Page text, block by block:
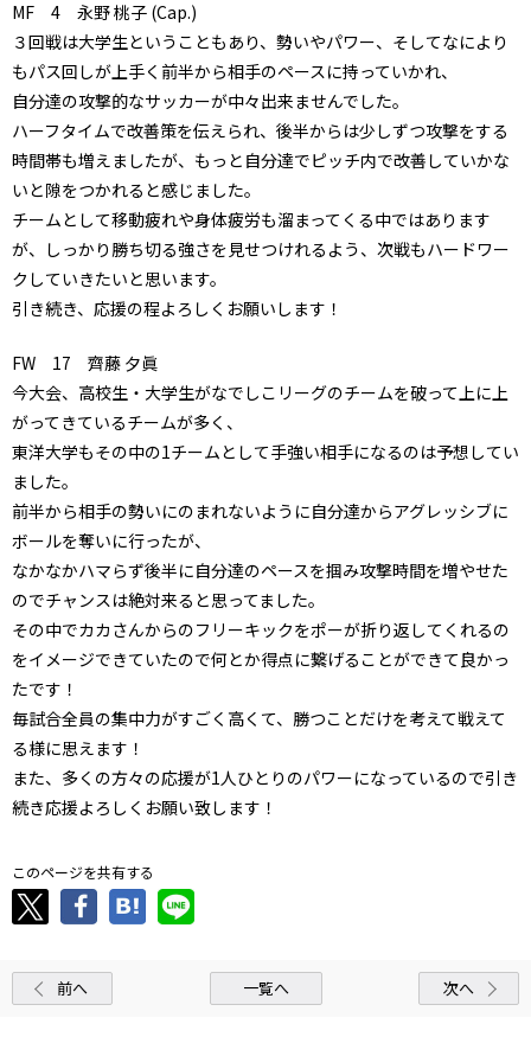
MF 4 永野 桃子 (Cap.)
３回戦は大学生ということもあり、勢いやパワー、そしてなにより
もパス回しが上手く前半から相手のペースに持っていかれ、
自分達の攻撃的なサッカーが中々出来ませんでした。
ハーフタイムで改善策を伝えられ、後半からは少しずつ攻撃をする
時間帯も増えましたが、もっと自分達でピッチ内で改善していかな
いと隙をつかれると感じました。
チームとして移動疲れや身体疲労も溜まってくる中ではあります
が、しっかり勝ち切る強さを見せつけれるよう、次戦もハードワー
クしていきたいと思います。
引き続き、応援の程よろしくお願いします！
FW 17 齊藤 夕眞
今大会、高校生・大学生がなでしこリーグのチームを破って上に上
がってきているチームが多く、
東洋大学もその中の1チームとして手強い相手になるのは予想してい
ました。
前半から相手の勢いにのまれないように自分達からアグレッシブに
ボールを奪いに行ったが、
なかなかハマらず後半に自分達のペースを掴み攻撃時間を増やせた
のでチャンスは絶対来ると思ってました。
その中でカカさんからのフリーキックをポーが折り返してくれるの
をイメージできていたので何とか得点に繋げることができて良かっ
たです！
毎試合全員の集中力がすごく高くて、勝つことだけを考えて戦えて
る様に思えます！
また、多くの方々の応援が1人ひとりのパワーになっているので引き
続き応援よろしくお願い致します！
このページを共有する
前へ 一覧へ 次へ